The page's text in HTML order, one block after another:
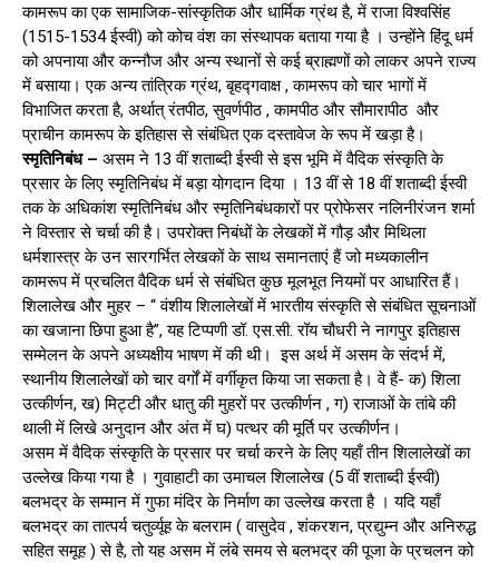
कामरूप का एक सामाजिक-सांस्कृतिक और धार्मिक ग्रंथ है, में राजा विश्वसिंह
(1515-1534 ईस्वी) को कोच वंश का संस्थापक बताया गया है । उन्होंने हिंदू धर्म
को अपनाया और कन्नौज और अन्य स्थानों से कई ब्राह्मणों को लाकर अपने राज्य
में बसाया। एक अन्य तांत्रिक ग्रंथ, बृहद्गवाक्ष , कामरूप को चार भागों में
विभाजित करता है, अर्थात् रंतपीठ, सुवर्णपीठ , कामपीठ और सौमारापीठ और
प्राचीन कामरूप के इतिहास से संबंधित एक दस्तावेज के रूप में खड़ा है।
स्मृतिनिबंध – असम ने 13 वीं शताब्दी ईस्वी से इस भूमि में वैदिक संस्कृति के
प्रसार के लिए स्मृतिनिबंध में बड़ा योगदान दिया । 13 वीं से 18 वीं शताब्दी ईस्वी
तक के अधिकांश स्मृतिनिबंध और स्मृतिनिबंधकारों पर प्रोफेसर नलिनीरंजन शर्मा
ने विस्तार से चर्चा की है। उपरोक्त निबंधों के लेखकों में गौड़ और मिथिला
धर्मशास्त्र के उन सारगर्भित लेखकों के साथ समानताएं हैं जो मध्यकालीन
कामरूप में प्रचलित वैदिक धर्म से संबंधित कुछ मूलभूत नियमों पर आधारित हैं।
शिलालेख और मुहर – “ वंशीय शिलालेखों में भारतीय संस्कृति से संबंधित सूचनाओं
का खजाना छिपा हुआ है”, यह टिप्पणी डॉ. एस.सी. रॉय चौधरी ने नागपुर इतिहास
सम्मेलन के अपने अध्यक्षीय भाषण में की थी। इस अर्थ में असम के संदर्भ में,
स्थानीय शिलालेखों को चार वर्गों में वर्गीकृत किया जा सकता है। वे हैं- क) शिला
उत्कीर्णन, ख) मिट्टी और धातु की मुहरों पर उत्कीर्णन , ग) राजाओं के तांबे की
थाली में लिखे अनुदान और अंत में घ) पत्थर की मूर्ति पर उत्कीर्णन।
असम में वैदिक संस्कृति के प्रसार पर चर्चा करने के लिए यहाँ तीन शिलालेखों का
उल्लेख किया गया है । गुवाहाटी का उमाचल शिलालेख (5 वीं शताब्दी ईस्वी)
बलभद्र के सम्मान में गुफा मंदिर के निर्माण का उल्लेख करता है । यदि यहाँ
बलभद्र का तात्पर्य चतुर्व्यूह के बलराम ( वासुदेव , शंकरशन, प्रद्युम्न और अनिरुद्ध
सहित समूह ) से है, तो यह असम में लंबे समय से बलभद्र की पूजा के प्रचलन को